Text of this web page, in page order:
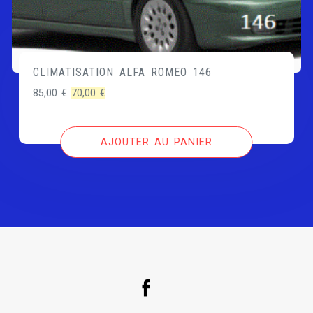
CLIMATISATION ALFA ROMEO 146
85,00€ Le
initial
70,00€
actuel
est :
AJOUTER AU PANIER